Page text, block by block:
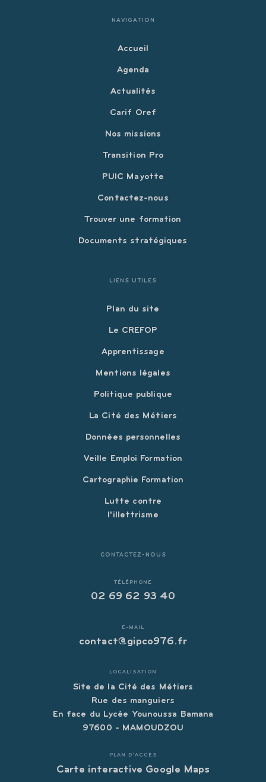
NAVIGATION
Accueil
Agenda
Actualités
Carif Oref
Nos missions
Transition Pro
PUIC Mayotte
Contactez-nous
Trouver une formation
Documents stratégiques
LIENS UTILES
Plan du site
Le CREFOP
Apprentissage
Mentions légales
Politique publique
La Cité des Métiers
Données personnelles
Veille Emploi Formation
Cartographie Formation
Lutte contre
l'illettrisme
CONTACTEZ-NOUS
TÉLÉPHONE
02 69 62 93 40
E-MAIL
contact@gipco976.fr
LOCALISATION
Site de la Cité des Métiers
Rue des manguiers
En face du Lycée Younoussa Bamana
97600 - MAMOUDZOU
PLAN D'ACCÈS
Carte interactive Google Maps